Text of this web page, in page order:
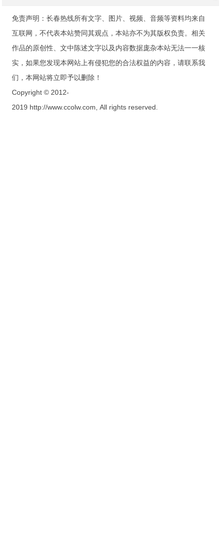
免责声明：长春热线所有文字、图片、视频、音频等资料均来自
互联网，不代表本站赞同其观点，本站亦不为其版权负责。相关
作品的原创性、文中陈述文字以及内容数据庞杂本站无法一一核
实，如果您发现本网站上有侵犯您的合法权益的内容，请联系我
们，本网站将立即予以删除！
Copyright © 2012-
2019 http://www.ccolw.com, All rights reserved.